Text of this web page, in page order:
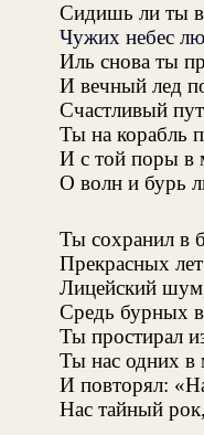
Сидишь ли ты в
Чужих небес
Иль снова ты
И вечный лед
Счастливый
Ты на корабль
И с той поры в
О волн и бурь
Ты сохранил в
Прекрасных
Лицейский
Средь бурных
Ты простирал
Ты нас одних в
И повторял:
Нас тайный